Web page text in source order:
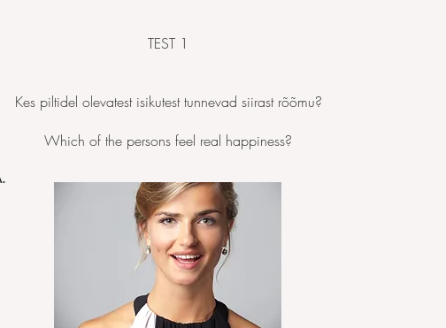
TEST 1
Kes piltidel olevatest isikutest tunnevad siirast rõõmu?
Which of the persons feel real happiness?